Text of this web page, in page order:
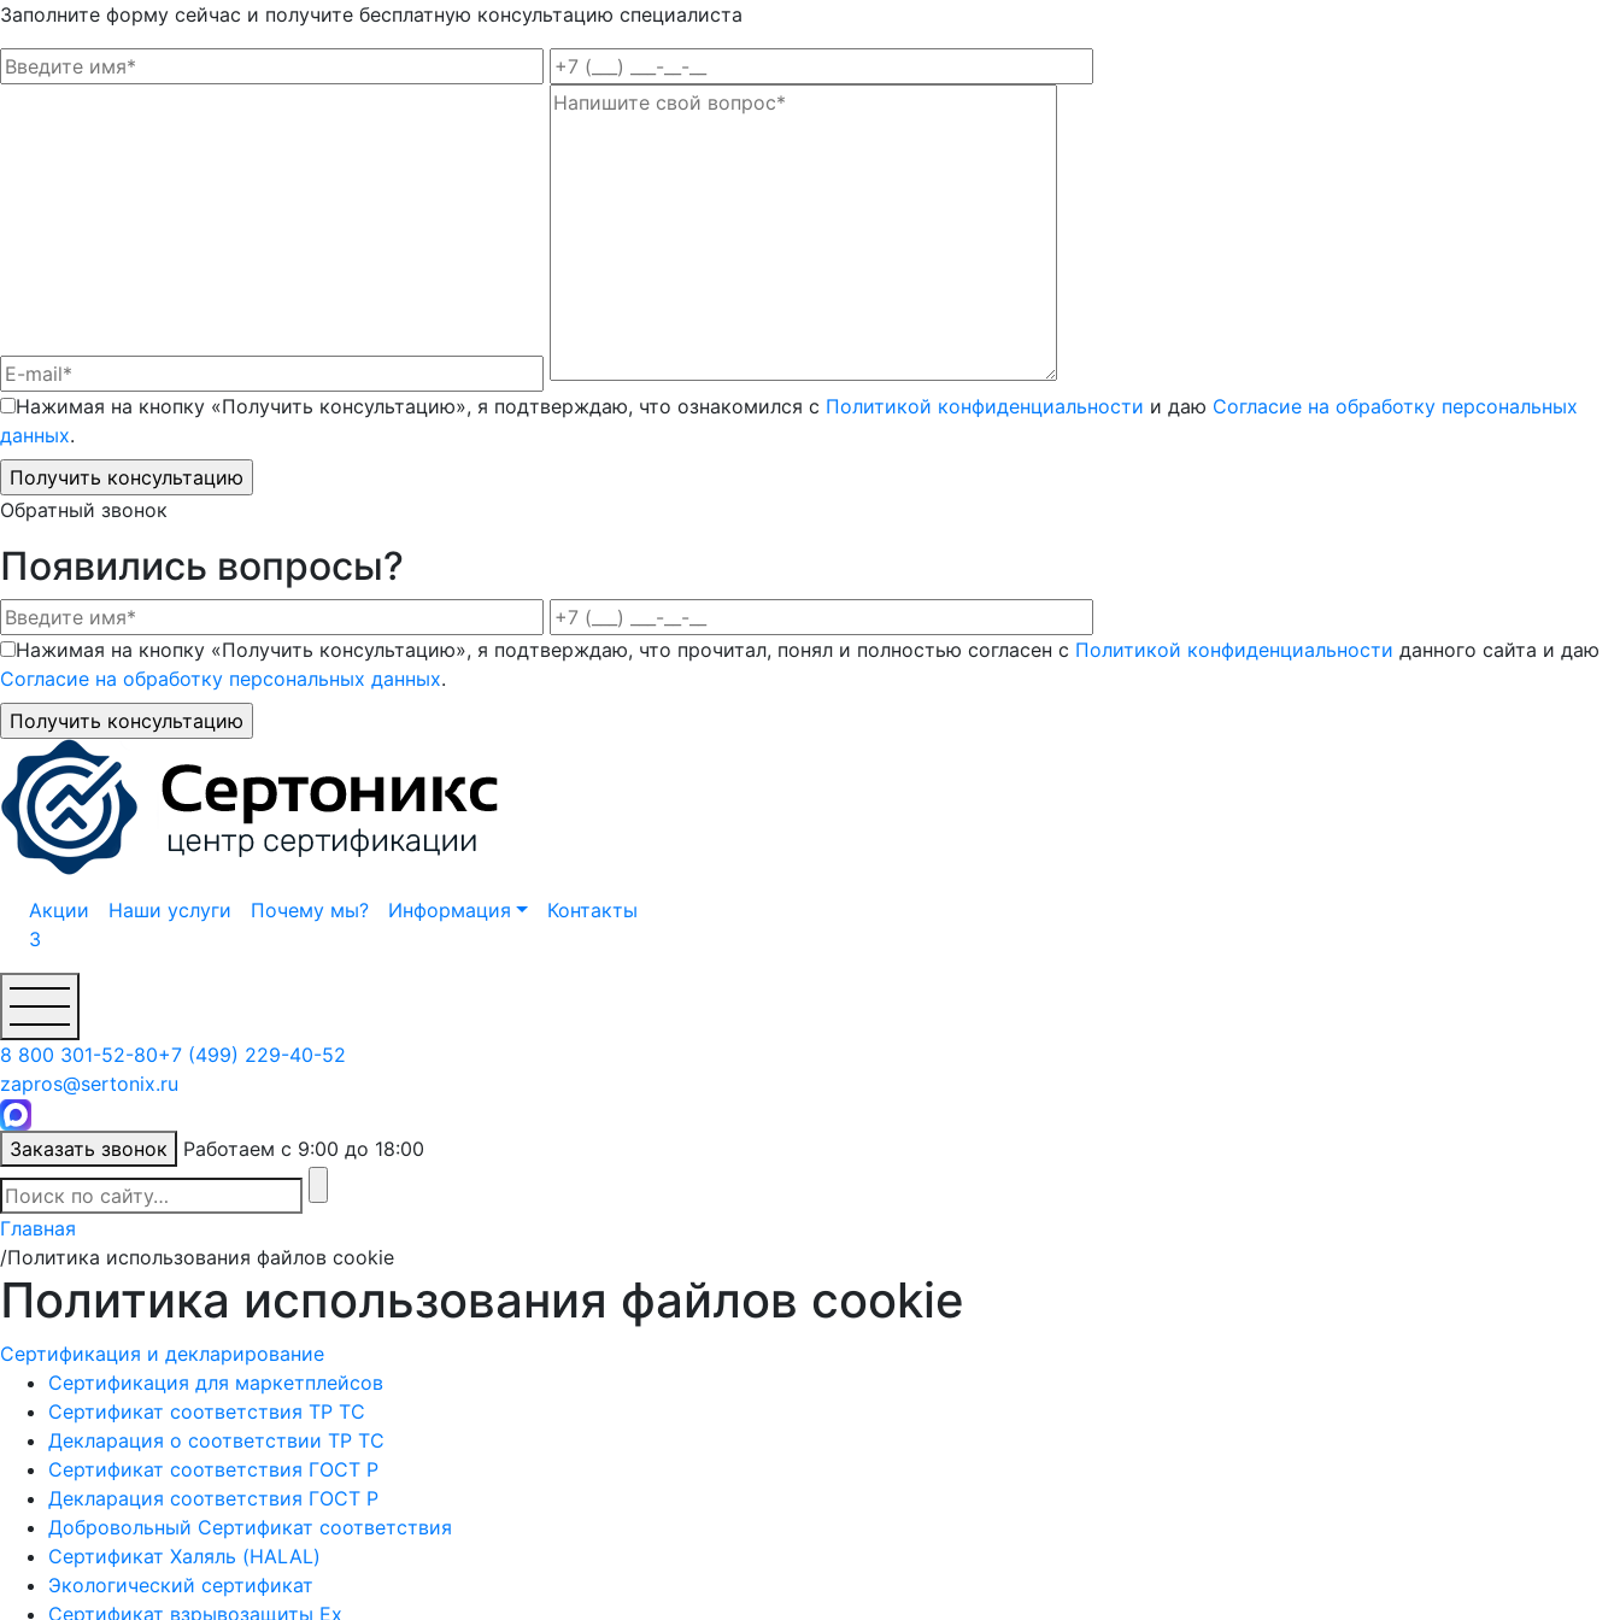
Заполните форму сейчас и получите бесплатную консультацию специалиста
Нажимая на кнопку «Получить консультацию», я подтверждаю, что ознакомился с Политикой конфиденциальности и даю Согласие на обработку персональных
данных.
Обратный звонок
Появились вопросы?
Нажимая на кнопку «Получить консультацию», я подтверждаю, что прочитал, понял и полностью согласен с Политикой конфиденциальности данного сайта и даю
Согласие на обработку персональных данных.
Акции
3
Наши услуги Почему мы? Информация Контакты
8 800 301-52-80+7 (499) 229-40-52
zapros@sertonix.ru
Заказать звонок Работаем с 9:00 до 18:00
Главная
/Политика использования файлов cookie
Политика использования файлов cookie
Сертификация и декларирование
Сертификация для маркетплейсов
Сертификат соответствия ТР ТС
Декларация о соответствии ТР ТС
Сертификат соответствия ГОСТ Р
Декларация соответствия ГОСТ Р
Добровольный Сертификат соответствия
Сертификат Халяль (HALAL)
Экологический сертификат
Сертификат взрывозащиты Ех